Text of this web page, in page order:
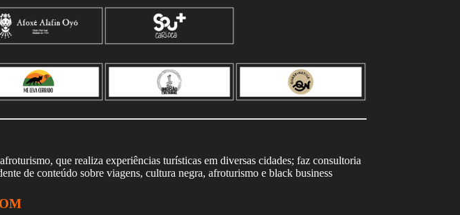
que realiza experiências turísticas em diversas cidades; faz consultoria
de conteúdo sobre viagens, cultura negra, afroturismo e black business